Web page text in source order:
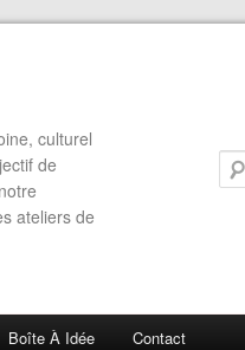
culturel
de
ateliers de
Boîte À Idée Contact